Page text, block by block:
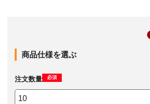
商品仕様を選ぶ
注文数量 必須